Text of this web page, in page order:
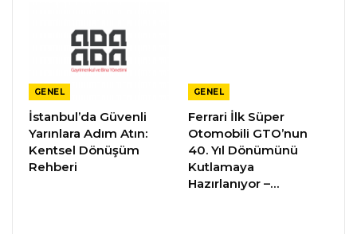
GENEL
İstanbul’da Güvenli
Yarınlara Adım Atın:
Kentsel Dönüşüm
Rehberi
GENEL
Ferrari İlk Süper
Otomobili GTO’nun
40. Yıl Dönümünü
Kutlamaya
Hazırlanıyor –…